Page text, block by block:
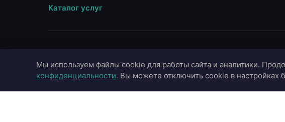
Каталог услуг
Москва
Московская область
Toyota
О
Портфолио
Мы используем файлы cookie для работы сайта и аналитики.
конфиденциальности. Вы можете отключить cookie в настройках